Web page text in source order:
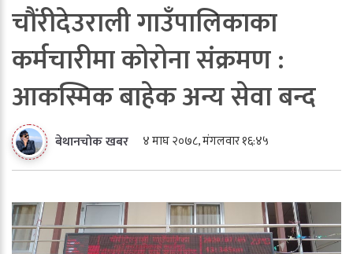
चौंरीदेउराली गाउँपालिकाका
कर्मचारीमा कोरोना संक्रमण :
आकस्मिक बाहेक अन्य सेवा बन्द
बेथानचोक खबर ४ माघ २०७८, मंगलवार १६:४५